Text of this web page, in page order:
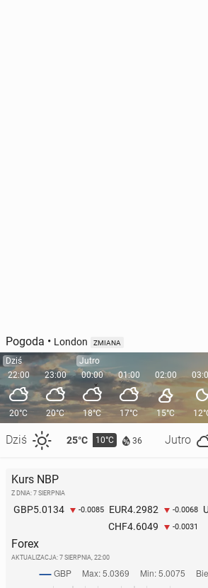
Pogoda • London ZMIANA
Dziś
22:00
20°C
Dziś 25°C 10°C 36 Jutro
23:00
20°C
Jutro
00:00
18°C
01:00
17°C
02:00
15°C
Kurs NBP
Z DNIA: 7 SIERPNIA
GBP5.0134 -0.0085 EUR4.2982 -0.0068
CHF4.6049 -0.0031
Forex
AKTUALIZACJA: 7 SIERPNIA, 22:00